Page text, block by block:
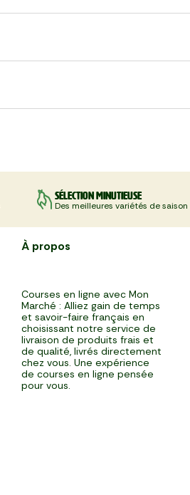
Sélection minutieuse
Des meilleures variétés de saison
À propos
Courses en ligne avec Mon
Marché : Alliez gain de temps
et savoir-faire français en
choisissant notre service de
livraison de produits frais et
de qualité, livrés directement
chez vous. Une expérience
de courses en ligne pensée
pour vous.